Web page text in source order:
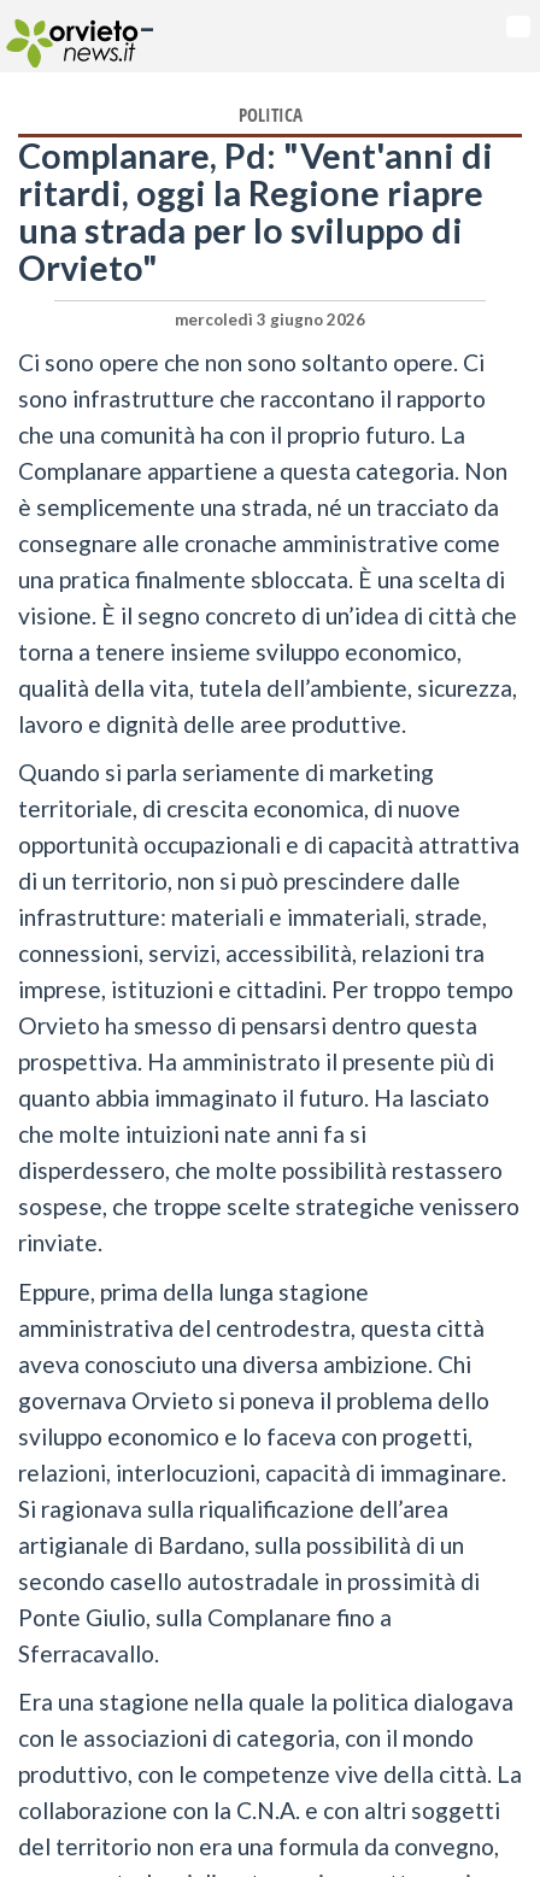
-
POLITICA
Complanare, Pd: "Vent'anni di
ritardi, oggi la Regione riapre
una strada per lo sviluppo di
Orvieto"
mercoledì 3 giugno 2026
Ci sono opere che non sono soltanto opere. Ci
sono infrastrutture che raccontano il rapporto
che una comunità ha con il proprio futuro. La
Complanare appartiene a questa categoria. Non
è semplicemente una strada, né un tracciato da
consegnare alle cronache amministrative come
una pratica finalmente sbloccata. È una scelta di
visione. È il segno concreto di un’idea di città che
torna a tenere insieme sviluppo economico,
qualità della vita, tutela dell’ambiente, sicurezza,
lavoro e dignità delle aree produttive.
Quando si parla seriamente di marketing
territoriale, di crescita economica, di nuove
opportunità occupazionali e di capacità attrattiva
di un territorio, non si può prescindere dalle
infrastrutture: materiali e immateriali, strade,
connessioni, servizi, accessibilità, relazioni tra
imprese, istituzioni e cittadini. Per troppo tempo
Orvieto ha smesso di pensarsi dentro questa
prospettiva. Ha amministrato il presente più di
quanto abbia immaginato il futuro. Ha lasciato
che molte intuizioni nate anni fa si
disperdessero, che molte possibilità restassero
sospese, che troppe scelte strategiche venissero
rinviate.
Eppure, prima della lunga stagione
amministrativa del centrodestra, questa città
aveva conosciuto una diversa ambizione. Chi
governava Orvieto si poneva il problema dello
sviluppo economico e lo faceva con progetti,
relazioni, interlocuzioni, capacità di immaginare.
Si ragionava sulla riqualificazione dell’area
artigianale di Bardano, sulla possibilità di un
secondo casello autostradale in prossimità di
Ponte Giulio, sulla Complanare fino a
Sferracavallo.
Era una stagione nella quale la politica dialogava
con le associazioni di categoria, con il mondo
produttivo, con le competenze vive della città. La
collaborazione con la C.N.A. e con altri soggetti
del territorio non era una formula da convegno,